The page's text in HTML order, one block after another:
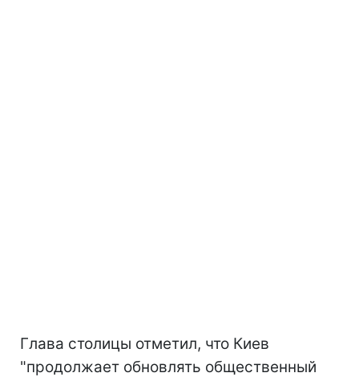
Глава столицы отметил, что Киев
"продолжает обновлять общественный